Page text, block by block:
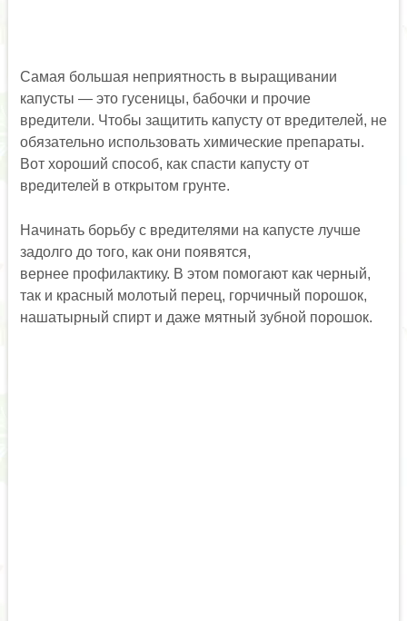
Самая большая неприятность в выращивании
капусты — это гусеницы, бабочки и прочие
вредители. Чтобы защитить капусту от вредителей, не
обязательно использовать химические препараты.
Вот хороший способ, как спасти капусту от
вредителей в открытом грунте.
Начинать борьбу с вредителями на капусте лучше
задолго до того, как они появятся,
вернее профилактику. В этом помогают как черный,
так и красный молотый перец, горчичный порошок,
нашатырный спирт и даже мятный зубной порошок.